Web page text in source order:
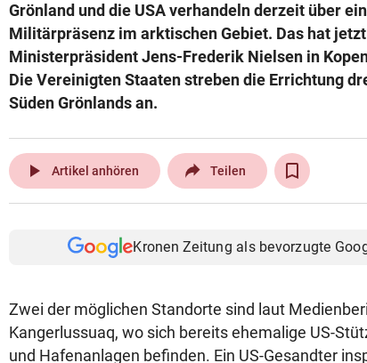
Grönland und die USA verhandeln derzeit über
Militärpräsenz im arktischen Gebiet. Das hat
Ministerpräsident Jens-Frederik Nielsen in
Die Vereinigten Staaten streben die Errichtung
Süden Grönlands an.
play_arrow Artikel anhören Teilen
Kronen Zeitung als bevorzugte
Zwei der möglichen Standorte sind laut
Kangerlussuaq, wo sich bereits ehemalige US-
und Hafenanlagen befinden. Ein US-Gesandter